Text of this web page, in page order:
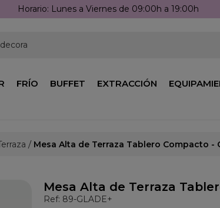
Llámanos: 976 25 59 91
FRÍO BUFFET EXTRACCIÓN
Mesa Alta de Terraza Tablero Compacto -
Mesa Alta de Terraza
Ref: 89-GLADE+